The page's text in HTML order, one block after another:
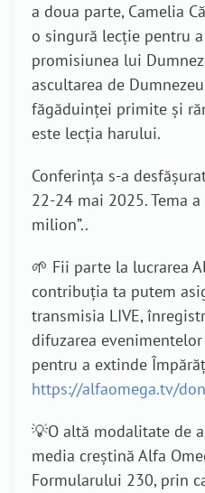
a doua parte, Camelia
o singură lecție pentru
promisiunea lui
ascultarea de
făgăduinței primite și
este lecția harului.
Conferința s-a
22-24 mai 2025. Tema
milion”..
🌱 Fii parte la lucrarea
contribuția ta putem
transmisia LIVE,
difuzarea
pentru a extinde
https://alfaomega.tv/
💡O altă modalitate de
media creștină Alfa
Formularului 230, prin